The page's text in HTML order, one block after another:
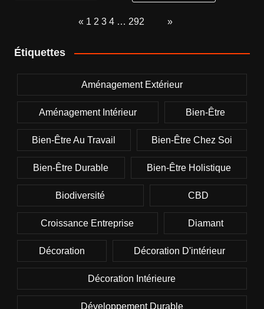
« 1 2 3 4 … 292 »
Étiquettes
Aménagement Extérieur
Aménagement Intérieur Bien-Être
Bien-Être Au Travail Bien-Être Chez Soi
Bien-Être Durable Bien-Être Holistique
Biodiversité CBD
Croissance Entreprise Diamant
Décoration Décoration D'intérieur
Décoration Intérieure
Développement Durable